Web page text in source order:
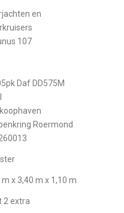
en
107
Daf DD575M
Roermond
m x 3,40 m x 1,10 m
2 extra